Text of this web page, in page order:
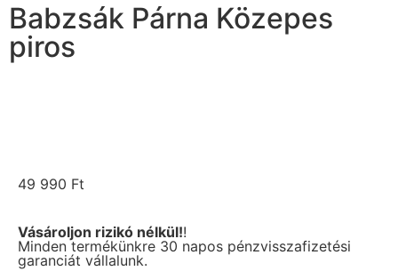
Babzsák Párna Közepes
piros
49 990 Ft
Vásároljon rizikó nélkül!!
Minden termékünkre 30 napos pénzvisszafizetési
garanciát vállalunk.